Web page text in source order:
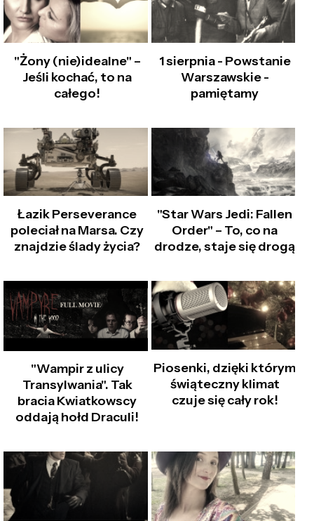
"Żony (nie)idealne" –
Jeśli kochać, to na
całego!
1 sierpnia - Powstanie
Warszawskie -
pamiętamy
Łazik Perseverance
poleciał na Marsa. Czy
znajdzie ślady życia?
"Star Wars Jedi: Fallen
Order" – To, co na
drodze, staje się drogą
"Wampir z ulicy
Transylwania". Tak
bracia Kwiatkowscy
oddają hołd Draculi!
Piosenki, dzięki którym
świąteczny klimat
czuje się cały rok!